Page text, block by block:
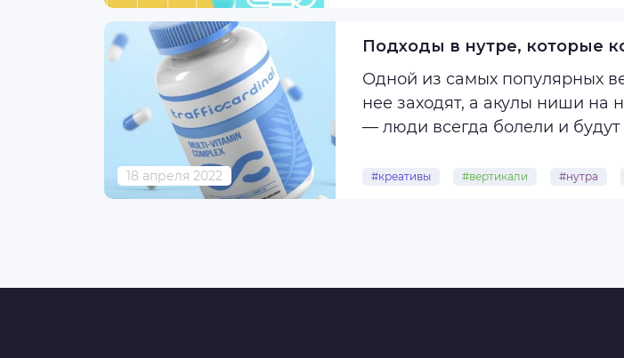
18 апреля 2022
Подходы в нутре, которые
Одной из самых популярных
нее заходят, а акулы ниши на
— люди всегда болели и будут
#креативы #вертикали #нутра